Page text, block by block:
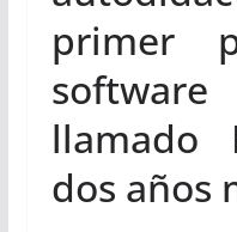
primer
llamado
dos años